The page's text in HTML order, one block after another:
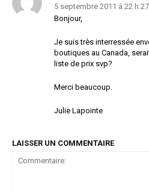
5 septembre 2011 à 22 h
Bonjour,
Je suis très interressée
boutiques au Canada,
liste de prix svp?
Merci beaucoup.
Julie Lapointe
LAISSER UN COMMENTAIRE